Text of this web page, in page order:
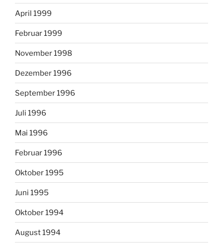
April 1999
Februar 1999
November 1998
Dezember 1996
September 1996
Juli 1996
Mai 1996
Februar 1996
Oktober 1995
Juni 1995
Oktober 1994
August 1994